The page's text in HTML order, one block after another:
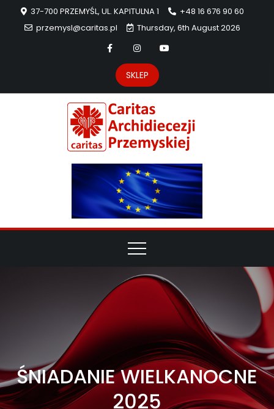
37-700 PRZEMYŚL, UL. KAPITULNA 1
+48 16 676 90 60
przemysl@caritas.pl
Thursday, 6th August 2026
SKLEP
ŚNIADANIE WIELKANOCNE
2025